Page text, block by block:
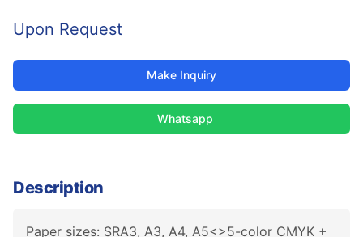
Upon Request
Make Inquiry
Whatsapp
Description
Paper sizes: SRA3, A3, A4, A5<>5-color CMYK +